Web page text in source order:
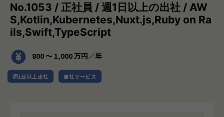
No.1053 / 正社員 / 週1日以上の出社 / AW
S,Kotlin,Kubernetes,Nuxt.js,Ruby on Ra
ils,Swift,TypeScript
800 〜 1,000 万円／年
週1日以上出社 自社サービス